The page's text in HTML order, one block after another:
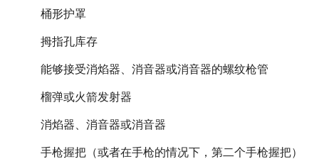
桶形护罩
拇指孔库存
能够接受消焰器、消音器或消音器的螺纹枪管
榴弹或火箭发射器
消焰器、消音器或消音器
手枪握把（或者在手枪的情况下，第二个手枪握把）